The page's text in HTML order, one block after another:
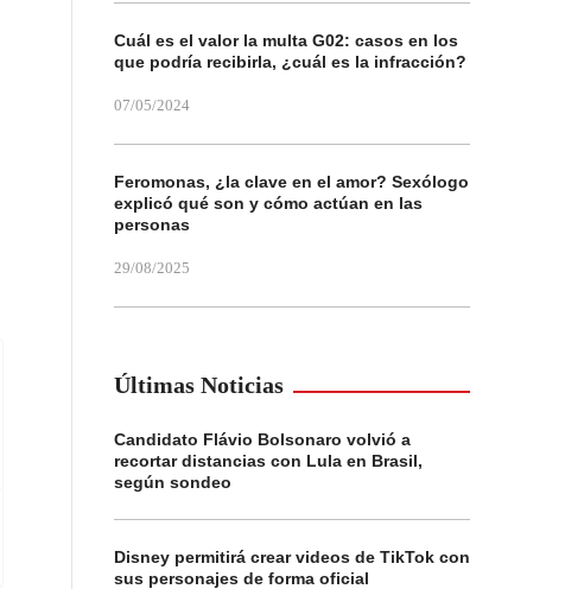
Cuál es el valor la multa G02: casos en los
que podría recibirla, ¿cuál es la infracción?
07/05/2024
Feromonas, ¿la clave en el amor? Sexólogo
explicó qué son y cómo actúan en las
personas
29/08/2025
Últimas Noticias
Candidato Flávio Bolsonaro volvió a
recortar distancias con Lula en Brasil,
según sondeo
Disney permitirá crear videos de TikTok con
sus personajes de forma oficial